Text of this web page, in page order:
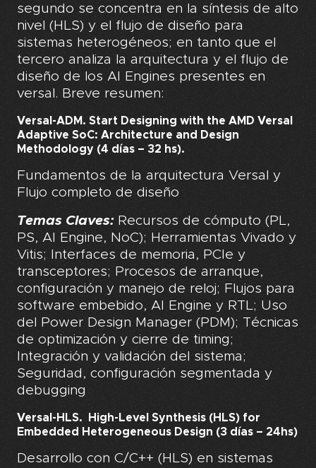
segundo se concentra en la síntesis de alto
nivel (HLS) y el flujo de diseño para
sistemas heterogéneos; en tanto que el
tercero analiza la arquitectura y el flujo de
diseño de los AI Engines presentes en
versal. Breve resumen:
Versal-ADM. Start Designing with the AMD Versal
Adaptive SoC: Architecture and Design
Methodology (4 días – 32 hs).
Fundamentos de la arquitectura Versal y
Flujo completo de diseño
Temas Claves: Recursos de cómputo (PL,
PS, AI Engine, NoC); Herramientas Vivado y
Vitis; Interfaces de memoria, PCIe y
transceptores; Procesos de arranque,
configuración y manejo de reloj; Flujos para
software embebido, AI Engine y RTL; Uso
del Power Design Manager (PDM); Técnicas
de optimización y cierre de timing;
Integración y validación del sistema;
Seguridad, configuración segmentada y
debugging
Versal-HLS.
High-Level Synthesis (HLS) for
Embedded Heterogeneous Design (3 días – 24hs)
Desarrollo con C/C++ (HLS) en sistemas